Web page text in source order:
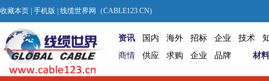
收藏本页 手机版 | 线缆世界网（CABLE123.CN)
资讯 国内 海外 招标 企业 技术
商情
供应 求购 企业 品牌 材料